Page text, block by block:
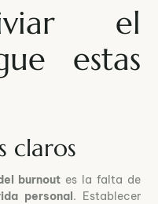
el
estas
claros
burnout es la falta de
personal. Establecer